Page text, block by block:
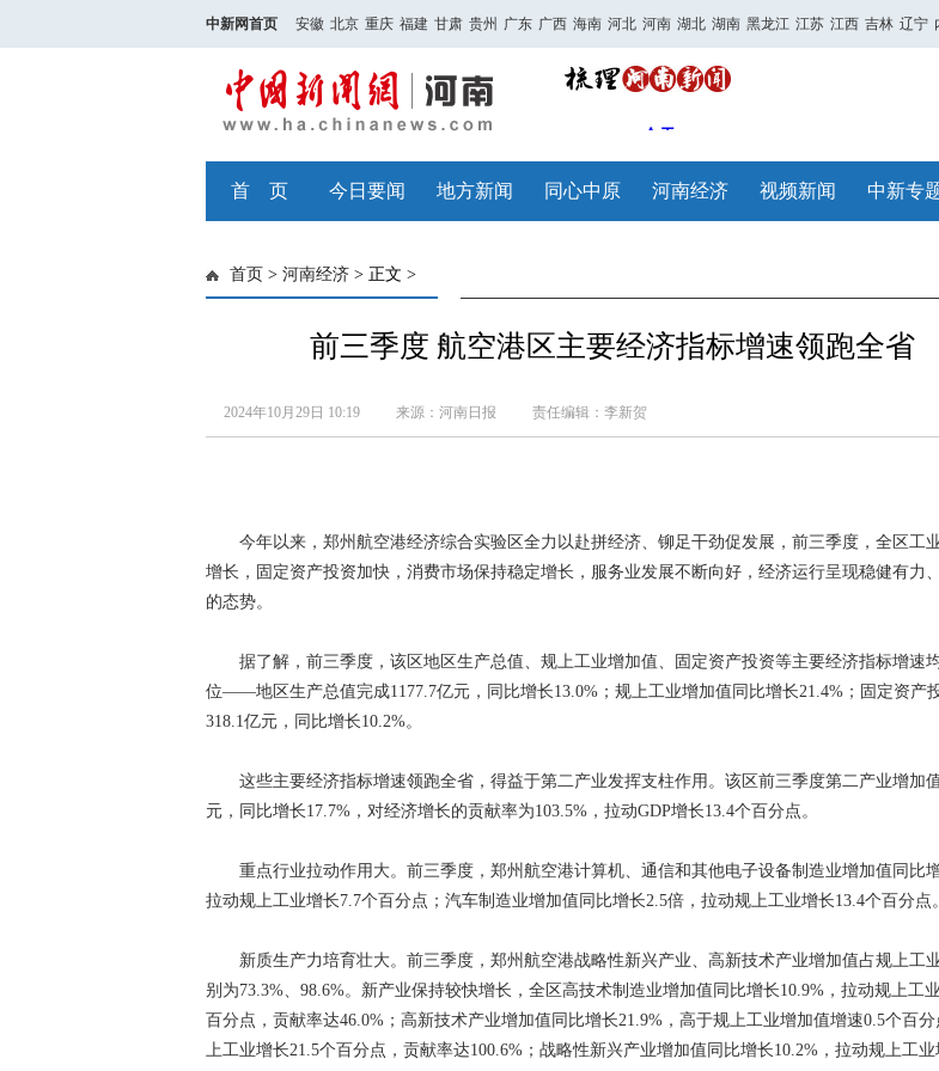
中新网首页 安徽 北京 重庆 福建 甘肃 贵州 广东 广西 海南 河北 河南 湖北 湖南 黑龙江 江苏 江西 吉林 辽宁
首 页 今日要闻 地方新闻 同心中原 河南经济 视频新闻 中新专
首页 > 河南经济 > 正文 >
前三季度 航空港区主要经济指标增速领跑全省
2024年10月29日 10:19 来源：河南日报 责任编辑：李新贺
今年以来，郑州航空港经济综合实验区全力以赴拼经济、铆足干劲促发展，前三季度，全区工
增长，固定资产投资加快，消费市场保持稳定增长，服务业发展不断向好，经济运行呈现稳健有力
的态势。
据了解，前三季度，该区地区生产总值、规上工业增加值、固定资产投资等主要经济指标增速
位——地区生产总值完成1177.7亿元，同比增长13.0%；规上工业增加值同比增长21.4%；固定资产
318.1亿元，同比增长10.2%。
这些主要经济指标增速领跑全省，得益于第二产业发挥支柱作用。该区前三季度第二产业增加
元，同比增长17.7%，对经济增长的贡献率为103.5%，拉动GDP增长13.4个百分点。
重点行业拉动作用大。前三季度，郑州航空港计算机、通信和其他电子设备制造业增加值同比增
拉动规上工业增长7.7个百分点；汽车制造业增加值同比增长2.5倍，拉动规上工业增长13.4个百分点。
新质生产力培育壮大。前三季度，郑州航空港战略性新兴产业、高新技术产业增加值占规上工
别为73.3%、98.6%。新产业保持较快增长，全区高技术制造业增加值同比增长10.9%，拉动规上工
百分点，贡献率达46.0%；高新技术产业增加值同比增长21.9%，高于规上工业增加值增速0.5个百
上工业增长21.5个百分点，贡献率达100.6%；战略性新兴产业增加值同比增长10.2%，拉动规上工业